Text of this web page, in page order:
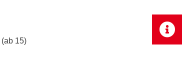
(ab 15)